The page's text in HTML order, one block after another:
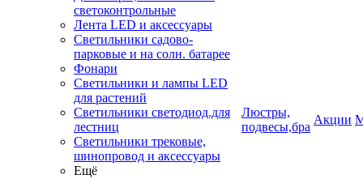
светоконтрольные
Лента LED и аксессуары
Светильники садово-
парковые и на солн. батарее
Фонари
Светильники и лампы LED
для растений
Светильники светодиод.для
лестниц
Светильники трековые,
шинопровод и аксессуары
Ещё
Люстры,
подвесы,бра
Акции